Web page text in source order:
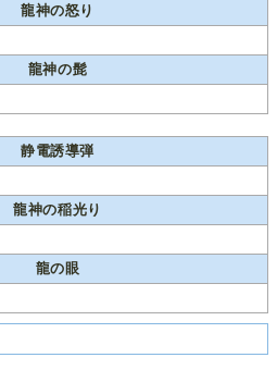
龍神の怒り
龍神の髭
静電誘導弾
龍神の稲光り
龍の眼